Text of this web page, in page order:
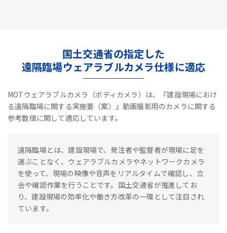
国土交通省の指定した
遠隔臨場ウェアラブルカメラ仕様に適応
MOTウェアラブルカメラ（ボディカメラ）は、『建設現場におけ
る遠隔臨場に関する実施要（案）』動画撮影用のカメラに関する
参考数値に関して適応しています。
遠隔臨場とは、建設現場で、発注者や監督者が現場に足を
運ぶことなく、ウェアラブルカメラやネットワークカメラ
を使って、現場の映像や音声をリアルタイムで確認し、立
会や確認作業を行うことです。国土交通省が推進してお
り、建設現場の効率化や働き方改革の一環として注目され
ています。